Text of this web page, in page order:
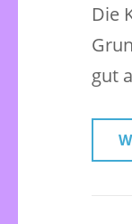
Die
gut